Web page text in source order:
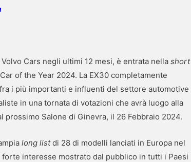
Cars negli ultimi 12 mesi, è entrata nellashort
of the Year 2024. La EX30 completamente
i più importanti e influenti del settore automotive
in una tornata di votazioni che avrà luogo alla
Salone di Ginevra, il 26 Febbraio 2024.
long listdi 28 di modelli lanciati in Europa nel
interesse mostrato dal pubblico in tutti i Paesi